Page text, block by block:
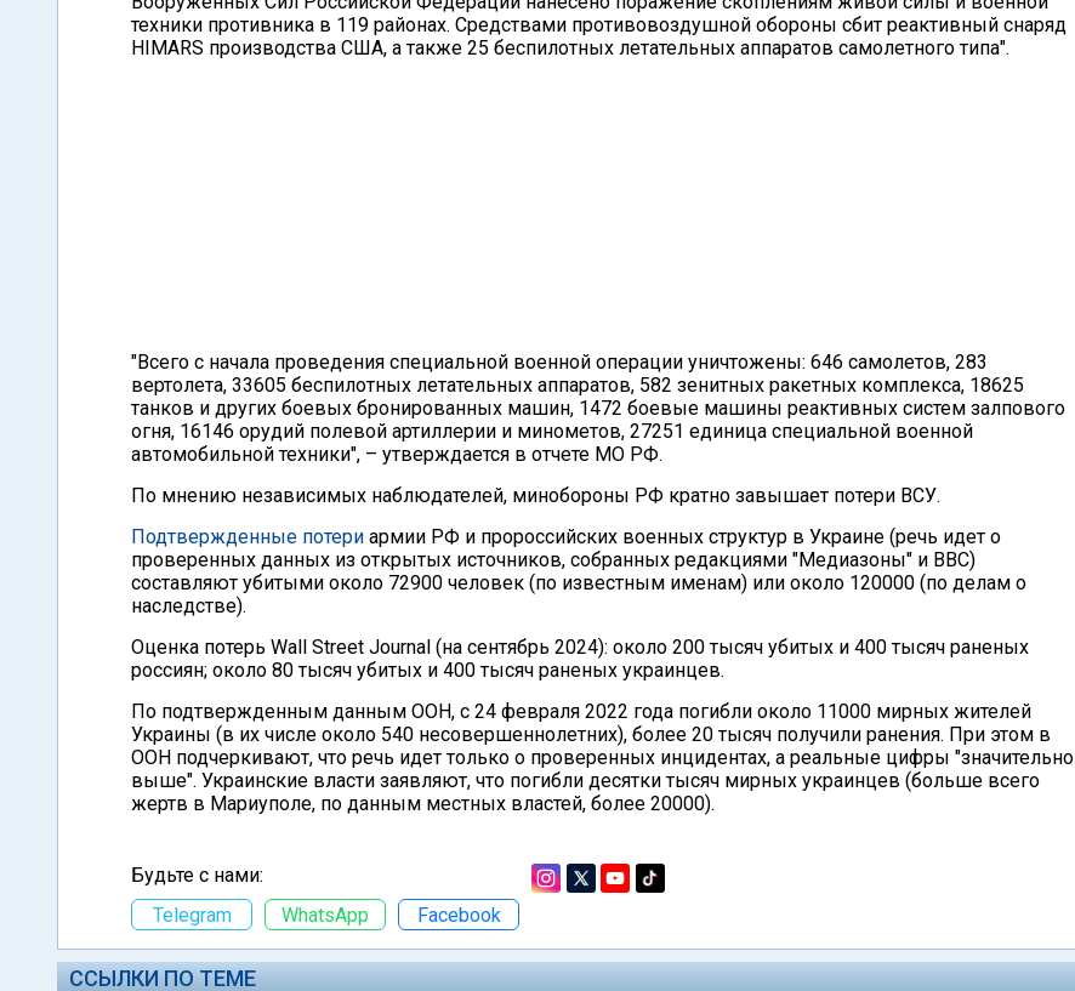
техники противника в 119 районах. Средствами противовоздушной обороны сбит реактивный снаряд
HIMARS производства США, а также 25 беспилотных летательных аппаратов самолетного типа".
"Всего с начала проведения специальной военной операции уничтожены: 646 самолетов, 283
вертолета, 33605 беспилотных летательных аппаратов, 582 зенитных ракетных комплекса, 18625
танков и других боевых бронированных машин, 1472 боевые машины реактивных систем залпового
огня, 16146 орудий полевой артиллерии и минометов, 27251 единица специальной военной
автомобильной техники", – утверждается в отчете МО РФ.
По мнению независимых наблюдателей, минобороны РФ кратно завышает потери ВСУ.
Подтвержденные потери армии РФ и пророссийских военных структур в Украине (речь идет о
проверенных данных из открытых источников, собранных редакциями "Медиазоны" и BBC)
составляют убитыми около 72900 человек (по известным именам) или около 120000 (по делам о
наследстве).
Оценка потерь Wall Street Journal (на сентябрь 2024): около 200 тысяч убитых и 400 тысяч раненых
россиян; около 80 тысяч убитых и 400 тысяч раненых украинцев.
По подтвержденным данным ООН, с 24 февраля 2022 года погибли около 11000 мирных жителей
Украины (в их числе около 540 несовершеннолетних), более 20 тысяч получили ранения. При этом в
ООН подчеркивают, что речь идет только о проверенных инцидентах, а реальные цифры "значительно
выше". Украинские власти заявляют, что погибли десятки тысяч мирных украинцев (больше всего
жертв в Мариуполе, по данным местных властей, более 20000).
Будьте с нами:
Telegram
WhatsApp Facebook
ССЫЛКИ ПО ТЕМЕ